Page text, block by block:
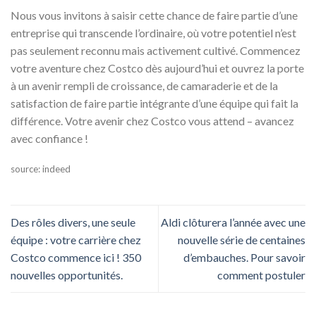
Nous vous invitons à saisir cette chance de faire partie d’une
entreprise qui transcende l’ordinaire, où votre potentiel n’est
pas seulement reconnu mais activement cultivé. Commencez
votre aventure chez Costco dès aujourd’hui et ouvrez la porte
à un avenir rempli de croissance, de camaraderie et de la
satisfaction de faire partie intégrante d’une équipe qui fait la
différence. Votre avenir chez Costco vous attend – avancez
avec confiance !
source: indeed
Des rôles divers, une seule
équipe : votre carrière chez
Costco commence ici ! 350
nouvelles opportunités.
Aldi clôturera l’année avec une
nouvelle série de centaines
d’embauches. Pour savoir
comment postuler